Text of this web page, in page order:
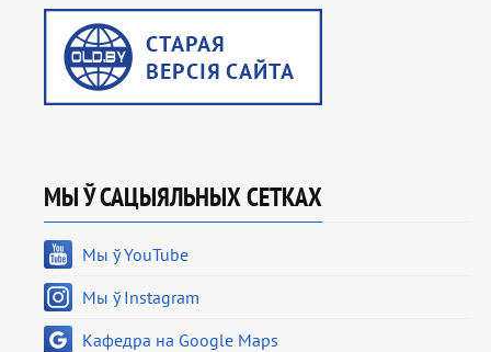
МЫ Ў САЦЫЯЛЬНЫХ СЕТКАХ
Мы ў YouTube
Мы ў Instagram
Кафедра на Google Maps